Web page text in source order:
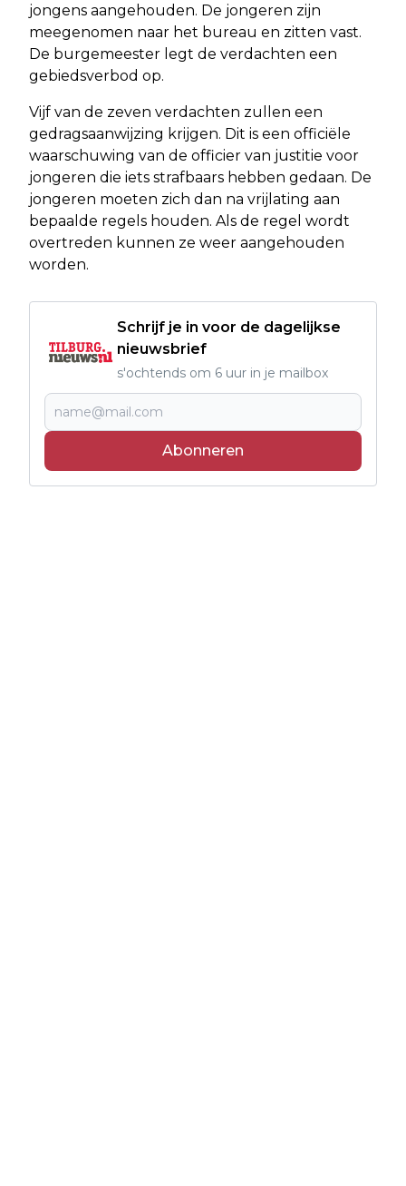
jongens aangehouden. De jongeren zijn
meegenomen naar het bureau en zitten vast.
De burgemeester legt de verdachten een
gebiedsverbod op.
Vijf van de zeven verdachten zullen een
gedragsaanwijzing krijgen. Dit is een officiële
waarschuwing van de officier van justitie voor
jongeren die iets strafbaars hebben gedaan. De
jongeren moeten zich dan na vrijlating aan
bepaalde regels houden. Als de regel wordt
overtreden kunnen ze weer aangehouden
worden.
Schrijf je in voor de dagelijkse
nieuwsbrief
s'ochtends om 6 uur in je mailbox
Abonneren